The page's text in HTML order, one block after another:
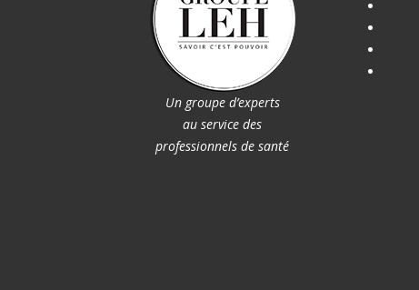
Un groupe d’experts
au service des
professionnels de santé